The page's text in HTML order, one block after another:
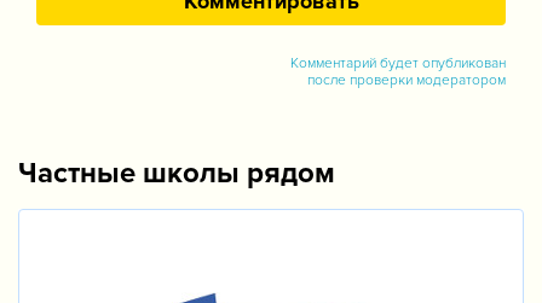
Комментарий будет опубликован
после проверки модератором
Частные школы рядом